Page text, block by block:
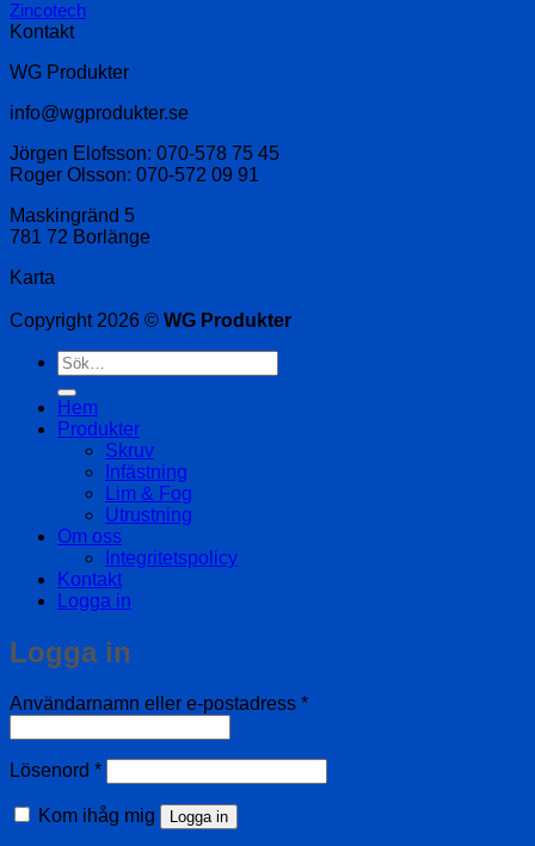
Zincotech
Kontakt
WG Produkter
info@wgprodukter.se
Jörgen Elofsson: 070-578 75 45
Roger Olsson: 070-572 09 91
Maskingränd 5
781 72 Borlänge
Karta
Copyright 2026 © WG Produkter
Sök
efter:
Hem
Produkter
Skruv
Infästning
Lim & Fog
Utrustning
Om oss
Integritetspolicy
Kontakt
Logga in
Logga in
Användarnamn eller e-postadress *Obligatoriskt
Lösenord *Obligatoriskt
Kom ihåg mig Logga in